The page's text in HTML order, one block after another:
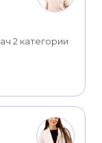
2 категории